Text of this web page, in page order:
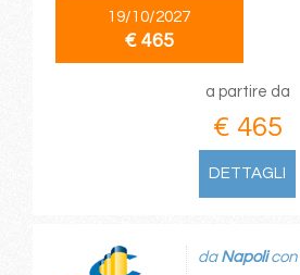
19/10/2027
€ 465
a partire da
€ 465
DETTAGLI
da Napolicon